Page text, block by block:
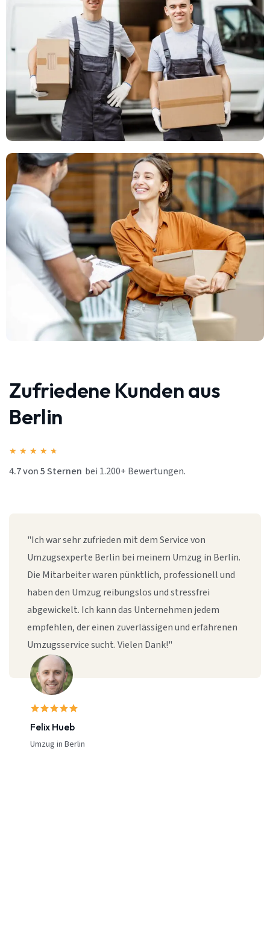
Zufriedene Kunden aus
Berlin
★ ★ ★ ★ ★
4.7 von 5 Sternen bei 1.200+ Bewertungen.
Felix Hueb
Umzug in Berlin
"Ich war sehr zufrieden mit dem Service von
Umzugsexperte Berlin bei meinem Umzug in Berlin.
Die Mitarbeiter waren pünktlich, professionell und
haben den Umzug reibungslos und stressfrei
abgewickelt. Ich kann das Unternehmen jedem
empfehlen, der einen zuverlässigen und erfahrenen
Umzugsservice sucht. Vielen Dank!"